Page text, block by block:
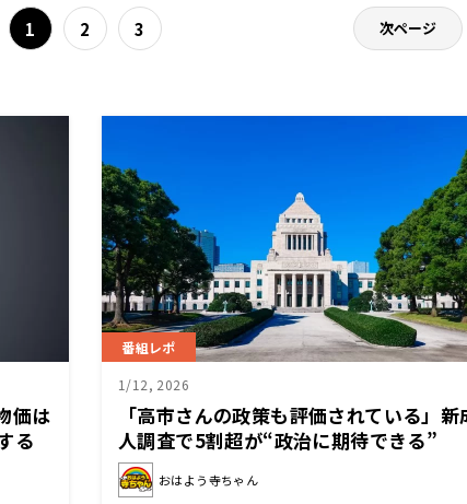
1 2 3 次ページ
価は
る
番組レポ
1/12, 2026
「高市さんの政策も評価されている」新
人調査で5割超が“政治に期待できる”
おはよう寺ちゃん